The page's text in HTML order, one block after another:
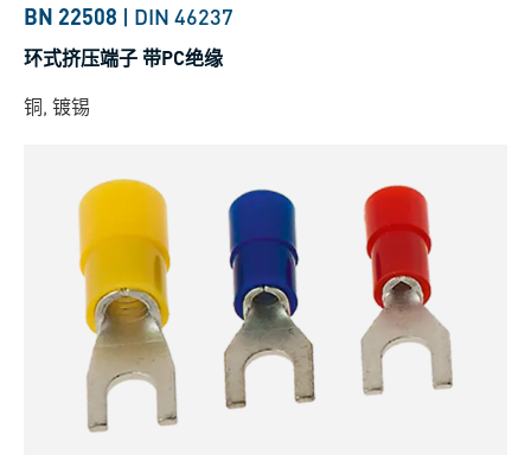
BN 22508 | DIN 46237
环式挤压端子 带PC绝缘
铜, 镀锡